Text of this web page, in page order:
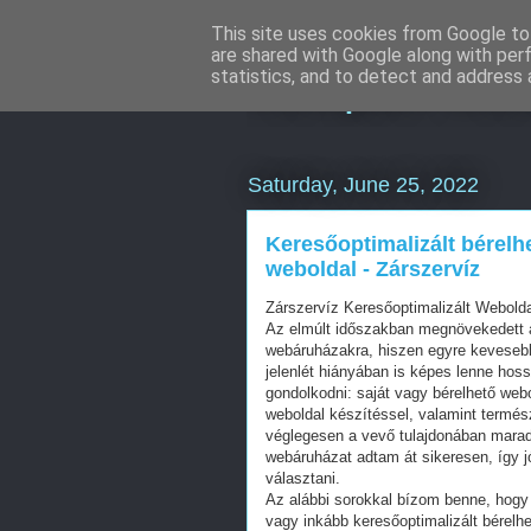
Komplex
Saturday, June 25, 2022
Keresőoptimalizált
weboldal - Zárszervíz
Zárszervíz Keresőoptimalizált
Az elmúlt időszakban
webáruházakra, hiszen egyre
jelenlét hiányában is képes lenne
gondolkodni: saját vagy bérelhető
weboldal készítéssel, valamint
véglegesen a vevő tulajdonában
webáruházat adtam át sikeresen, így
választani.
Az alábbi sorokkal bízom benne,
vagy inkább keresőoptimalizált
This site uses cookies from Google
are shared with Google along with
statistics, and to detect and address